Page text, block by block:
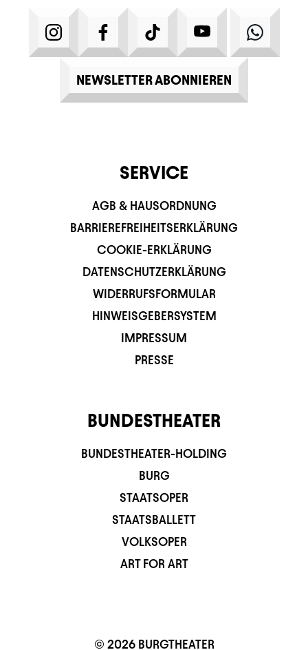
INSTAGRAMFACEBOOKTIKTOK YOUTUBE
NEWSLETTER ABONNIEREN
SERVICE
AGB & HAUSORDNUNG
BARRIEREFREIHEITSERKLÄRUNG
COOKIE-ERKLÄRUNG
DATENSCHUTZERKLÄRUNG
WIDERRUFSFORMULAR
HINWEISGEBERSYSTEM
IMPRESSUM
PRESSE
BUNDESTHEATER
BUNDESTHEATER-HOLDING
BURG
STAATSOPER
STAATSBALLETT
VOLKSOPER
ART FOR ART
© 2026 BURGTHEATER